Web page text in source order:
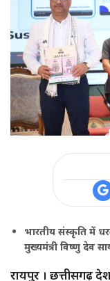
भारतीय संस्कृति में
मुख्यमंत्री विष्णु देव
रायपुर । छत्तीसगढ़